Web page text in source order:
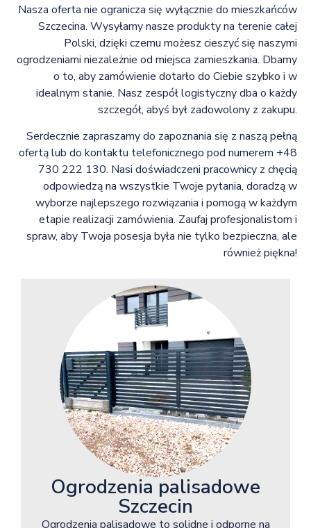
Nasza oferta nie ogranicza się wyłącznie do mieszkańców
Szczecina. Wysyłamy nasze produkty na terenie całej
Polski, dzięki czemu możesz cieszyć się naszymi
ogrodzeniami niezależnie od miejsca zamieszkania. Dbamy
o to, aby zamówienie dotarło do Ciebie szybko i w
idealnym stanie. Nasz zespół logistyczny dba o każdy
szczegół, abyś był zadowolony z zakupu.
Serdecznie zapraszamy do zapoznania się z naszą pełną
ofertą lub do kontaktu telefonicznego pod numerem +48
730 222 130. Nasi doświadczeni pracownicy z chęcią
odpowiedzą na wszystkie Twoje pytania, doradzą w
wyborze najlepszego rozwiązania i pomogą w każdym
etapie realizacji zamówienia. Zaufaj profesjonalistom i
spraw, aby Twoja posesja była nie tylko bezpieczna, ale
również piękna!
Ogrodzenia palisadowe
Szczecin
Ogrodzenia palisadowe to solidne i odporne na